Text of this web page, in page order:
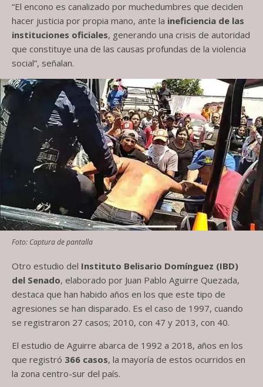
“El encono es canalizado por muchedumbres que deciden
hacer justicia por propia mano, ante la ineficiencia de las
instituciones oficiales, generando una crisis de autoridad
que constituye una de las causas profundas de la violencia
social”, señalan.
Foto: Captura de pantalla
Otro estudio del Instituto Belisario Domínguez (IBD)
del Senado, elaborado por Juan Pablo Aguirre Quezada,
destaca que han habido años en los que este tipo de
agresiones se han disparado. Es el caso de 1997, cuando
se registraron 27 casos; 2010, con 47 y 2013, con 40.
El estudio de Aguirre abarca de 1992 a 2018, años en los
que registró 366 casos, la mayoría de estos ocurridos en
la zona centro-sur del país.